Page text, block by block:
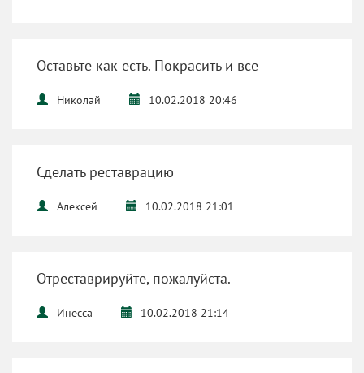
Оставьте как есть. Покрасить и все
Николай 10.02.2018 20:46
Сделать реставрацию
Алексей 10.02.2018 21:01
Отреставрируйте, пожалуйста.
Инесса 10.02.2018 21:14